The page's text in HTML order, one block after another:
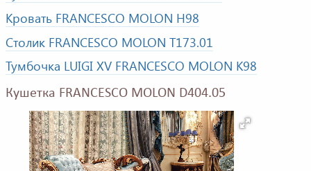
Кровать FRANCESCO MOLON H98
Столик FRANCESCO MOLON T173.01
Тумбочка LUIGI XV FRANCESCO MOLON K98
Кушетка FRANCESCO MOLON D404.05